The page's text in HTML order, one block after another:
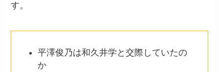
す。
平澤俊乃は和久井学と交際していたの
か